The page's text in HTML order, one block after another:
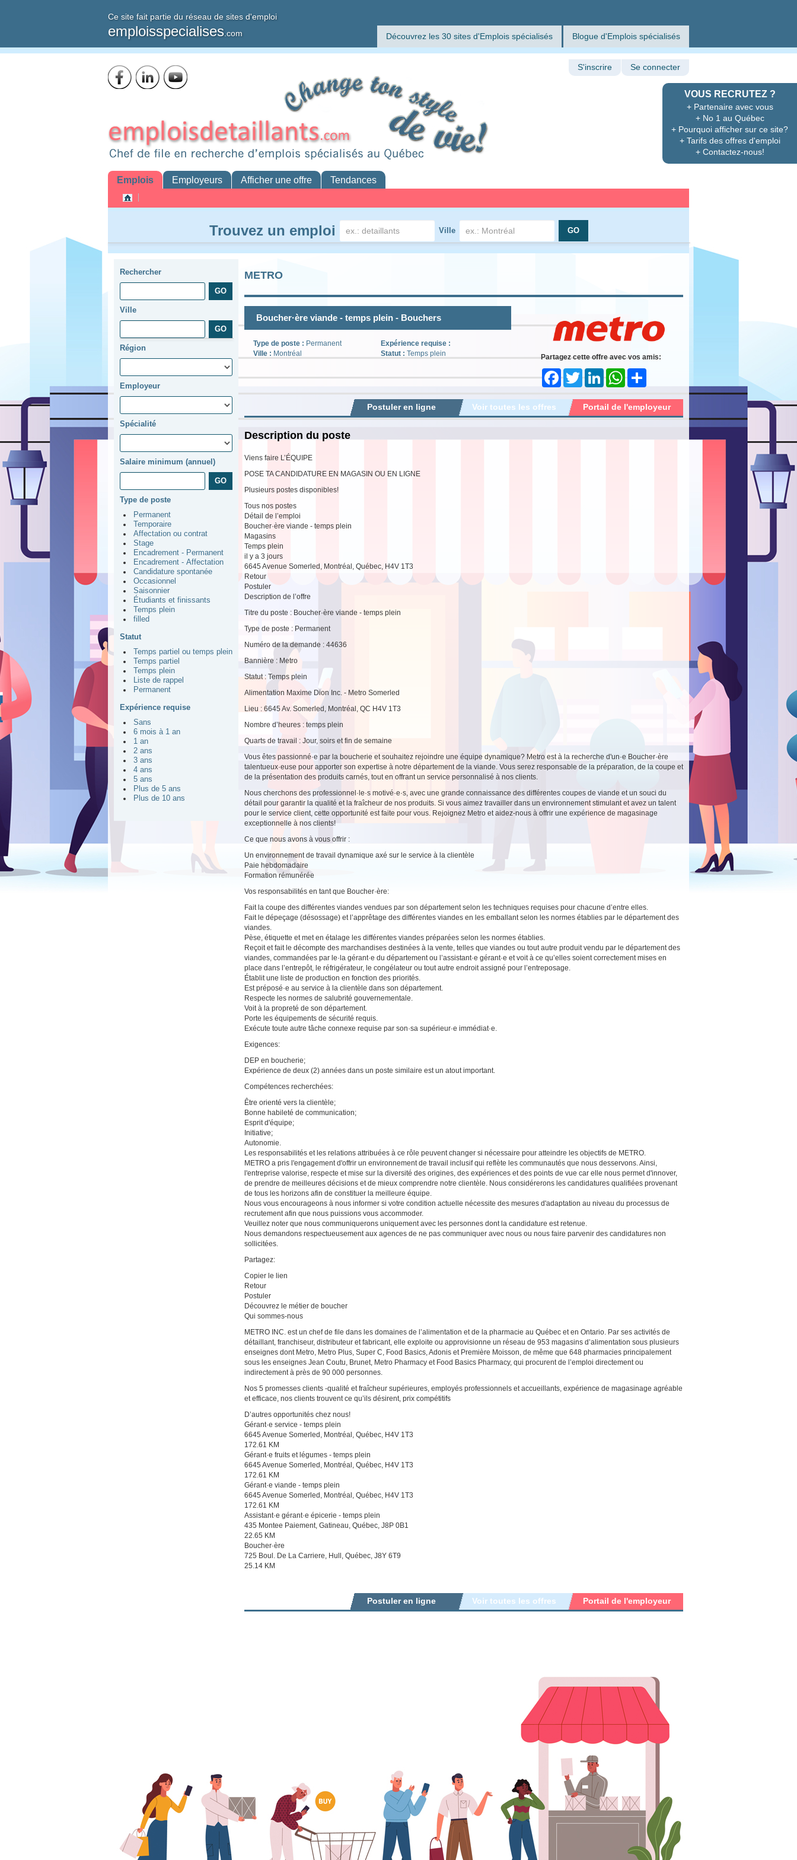
Ce site fait partie du réseau de sites d'emploi
emploisspecialises .com Découvrez les 30 sites d'Emplois spécialisés Blogue d'Emplois spécialisés
VOUS RECRUTEZ ?
+ Partenaire avec vous
+ No 1 au Québec
+ Pourquoi afficher sur ce site?
+ Tarifs des offres d'emploi
+ Contactez-nous!
S'inscrire Se connecter
Emplois Employeurs Afficher une offre Tendances
Trouvez un emploi Ville
Rechercher
Ville
Région
Employeur
Spécialité
Salaire minimum (annuel)
Type de poste
Permanent
Temporaire
Affectation ou contrat
Stage
Encadrement - Permanent
Encadrement - Affectation
Candidature spontanée
Occasionnel
Saisonnier
Étudiants et finissants
Temps plein
filled
Statut
Temps partiel ou temps plein
Temps partiel
Temps plein
Liste de rappel
Permanent
Expérience requise
Sans
6 mois à 1 an
1 an
2 ans
3 ans
4 ans
5 ans
Plus de 5 ans
Plus de 10 ans
METRO
Boucher·ère viande - temps plein - Bouchers
Type de poste : Permanent
Ville : Montréal
Expérience requise :
Statut : Temps plein
Partagez cette offre avec vos amis:
FacebookTwitter LinkedIn WhatsApp
Portail de l'employeur
Voir toutes les offres
Postuler en ligne
Description du poste
Viens faire L’ÉQUIPE
POSE TA CANDIDATURE EN MAGASIN OU EN LIGNE
Plusieurs postes disponibles!
Tous nos postes
Détail de l’emploi
Boucher·ère viande - temps plein
Magasins
Temps plein
il y a 3 jours
6645 Avenue Somerled, Montréal, Québec, H4V 1T3
Retour
Postuler
Description de l’offre
Titre du poste : Boucher·ère viande - temps plein
Type de poste : Permanent
Numéro de la demande : 44636
Bannière : Metro
Statut : Temps plein
Alimentation Maxime Dion Inc. - Metro Somerled
Lieu : 6645 Av. Somerled, Montréal, QC H4V 1T3
Nombre d’heures : temps plein
Quarts de travail : Jour, soirs et fin de semaine
Vous êtes passionné·e par la boucherie et souhaitez rejoindre une équipe dynamique? Metro est à la recherche d'un·e Boucher·ère
talentueux·euse pour apporter son expertise à notre département de la viande. Vous serez responsable de la préparation, de la coupe et
de la présentation des produits carnés, tout en offrant un service personnalisé à nos clients.
Nous cherchons des professionnel·le·s motivé·e·s, avec une grande connaissance des différentes coupes de viande et un souci du
détail pour garantir la qualité et la fraîcheur de nos produits. Si vous aimez travailler dans un environnement stimulant et avez un talent
pour le service client, cette opportunité est faite pour vous. Rejoignez Metro et aidez-nous à offrir une expérience de magasinage
exceptionnelle à nos clients!
Ce que nous avons à vous offrir :
Un environnement de travail dynamique axé sur le service à la clientèle
Paie hebdomadaire
Formation rémunérée
Vos responsabilités en tant que Boucher·ère:
Fait la coupe des différentes viandes vendues par son département selon les techniques requises pour chacune d’entre elles.
Fait le dépeçage (désossage) et l’apprêtage des différentes viandes en les emballant selon les normes établies par le département des
viandes.
Pèse, étiquette et met en étalage les différentes viandes préparées selon les normes établies.
Reçoit et fait le décompte des marchandises destinées à la vente, telles que viandes ou tout autre produit vendu par le département des
viandes, commandées par le·la gérant·e du département ou l’assistant·e gérant·e et voit à ce qu’elles soient correctement mises en
place dans l’entrepôt, le réfrigérateur, le congélateur ou tout autre endroit assigné pour l’entreposage.
Établit une liste de production en fonction des priorités.
Est préposé·e au service à la clientèle dans son département.
Respecte les normes de salubrité gouvernementale.
Voit à la propreté de son département.
Porte les équipements de sécurité requis.
Exécute toute autre tâche connexe requise par son·sa supérieur·e immédiat·e.
Exigences:
DEP en boucherie;
Expérience de deux (2) années dans un poste similaire est un atout important.
Compétences recherchées:
Être orienté vers la clientèle;
Bonne habileté de communication;
Esprit d'équipe;
Initiative;
Autonomie.
Les responsabilités et les relations attribuées à ce rôle peuvent changer si nécessaire pour atteindre les objectifs de METRO.
METRO a pris l'engagement d'offrir un environnement de travail inclusif qui reflète les communautés que nous desservons. Ainsi,
l'entreprise valorise, respecte et mise sur la diversité des origines, des expériences et des points de vue car elle nous permet d'innover,
de prendre de meilleures décisions et de mieux comprendre notre clientèle. Nous considérerons les candidatures qualifiées provenant
de tous les horizons afin de constituer la meilleure équipe.
Nous vous encourageons à nous informer si votre condition actuelle nécessite des mesures d'adaptation au niveau du processus de
recrutement afin que nous puissions vous accommoder.
Veuillez noter que nous communiquerons uniquement avec les personnes dont la candidature est retenue.
Nous demandons respectueusement aux agences de ne pas communiquer avec nous ou nous faire parvenir des candidatures non
sollicitées.
Partagez:
Copier le lien
Retour
Postuler
Découvrez le métier de boucher
Qui sommes-nous
METRO INC. est un chef de file dans les domaines de l’alimentation et de la pharmacie au Québec et en Ontario. Par ses activités de
détaillant, franchiseur, distributeur et fabricant, elle exploite ou approvisionne un réseau de 953 magasins d’alimentation sous plusieurs
enseignes dont Metro, Metro Plus, Super C, Food Basics, Adonis et Première Moisson, de même que 648 pharmacies principalement
sous les enseignes Jean Coutu, Brunet, Metro Pharmacy et Food Basics Pharmacy, qui procurent de l’emploi directement ou
indirectement à près de 90 000 personnes.
Nos 5 promesses clients -qualité et fraîcheur supérieures, employés professionnels et accueillants, expérience de magasinage agréable
et efficace, nos clients trouvent ce qu’ils désirent, prix compétitifs
D’autres opportunités chez nous!
Gérant·e service - temps plein
6645 Avenue Somerled, Montréal, Québec, H4V 1T3
172.61 KM
Gérant·e fruits et légumes - temps plein
6645 Avenue Somerled, Montréal, Québec, H4V 1T3
172.61 KM
Gérant·e viande - temps plein
6645 Avenue Somerled, Montréal, Québec, H4V 1T3
172.61 KM
Assistant·e gérant·e épicerie - temps plein
435 Montee Paiement, Gatineau, Québec, J8P 0B1
22.65 KM
Boucher·ère
725 Boul. De La Carriere, Hull, Québec, J8Y 6T9
25.14 KM
Portail de l'employeur
Voir toutes les offres
Postuler en ligne